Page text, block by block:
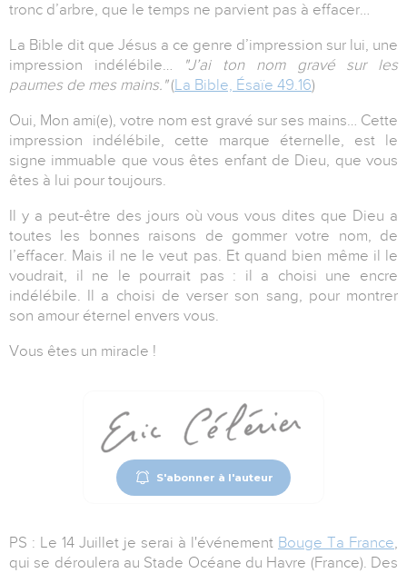
tronc d’arbre, que le temps ne parvient pas à effacer…
La Bible dit que Jésus a ce genre d’impression sur lui, une
impression indélébile…
"J’ai ton nom gravé sur les
paumes de mes mains."(La Bible, Ésaïe 49.16)
Oui, Mon ami(e), votre nom est gravé sur ses mains… Cette
impression indélébile, cette marque éternelle, est le
signe immuable que vous êtes enfant de Dieu, que vous
êtes à lui pour toujours.
Il y a peut-être des jours où vous vous dites que Dieu a
toutes les bonnes raisons de gommer votre nom, de
l’effacer. Mais il ne le veut pas. Et quand bien même il le
voudrait, il ne le pourrait pas : il a choisi une encre
indélébile. Il a choisi de verser son sang, pour montrer
son amour éternel envers vous.
Vous êtes un miracle !
S'abonner à l'auteur
PS : Le 14 Juillet je serai à l'événement Bouge Ta France,
qui se déroulera au Stade Océane du Havre (France). Des